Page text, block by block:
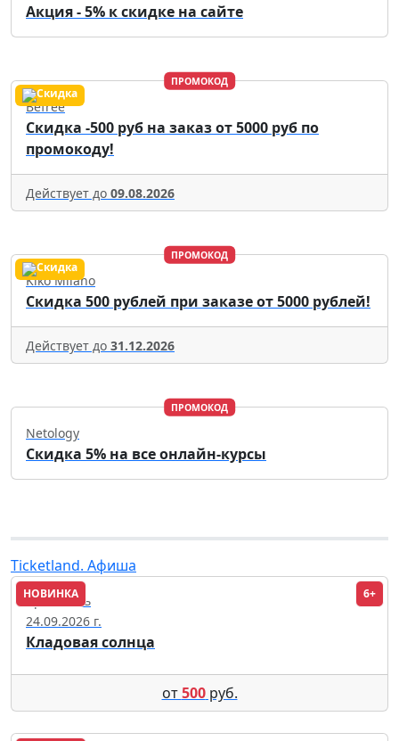
Акция - 5% к скидке на сайте
ПРОМОКОД
Befree
Скидка -500 руб на заказ от 5000 руб по
промокоду!
Действует до 09.08.2026
ПРОМОКОД
Kiko Milano
Скидка 500 рублей при заказе от 5000 рублей!
Действует до 31.12.2026
ПРОМОКОД
Netology
Скидка 5% на все онлайн-курсы
Ticketland. Афиша
НОВИНКА 6+
Ярославль
24.09.2026 г.
Кладовая солнца
от500руб.